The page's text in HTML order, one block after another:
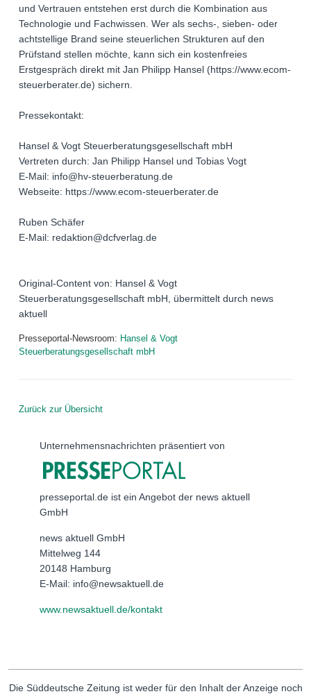
und Vertrauen entstehen erst durch die Kombination aus
Technologie und Fachwissen. Wer als sechs-, sieben- oder
achtstellige Brand seine steuerlichen Strukturen auf den
Prüfstand stellen möchte, kann sich ein kostenfreies
Erstgespräch direkt mit Jan Philipp Hansel (https://www.ecom-
steuerberater.de) sichern.
Pressekontakt:
Hansel & Vogt Steuerberatungsgesellschaft mbH
Vertreten durch: Jan Philipp Hansel und Tobias Vogt
E-Mail: info@hv-steuerberatung.de
Webseite: https://www.ecom-steuerberater.de
Ruben Schäfer
E-Mail: redaktion@dcfverlag.de
Original-Content von: Hansel & Vogt
Steuerberatungsgesellschaft mbH, übermittelt durch news
aktuell
Presseportal-Newsroom: Hansel & Vogt
Steuerberatungsgesellschaft mbH
Zurück zur Übersicht
Unternehmensnachrichten präsentiert von
presseportal.de ist ein Angebot der news aktuell
GmbH
news aktuell GmbH
Mittelweg 144
20148 Hamburg
E-Mail: info@newsaktuell.de
www.newsaktuell.de/kontakt
Die Süddeutsche Zeitung ist weder für den Inhalt der Anzeige noch